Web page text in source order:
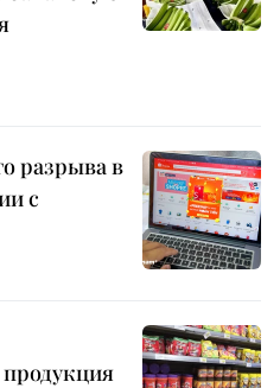
разрыва в
с
продукция